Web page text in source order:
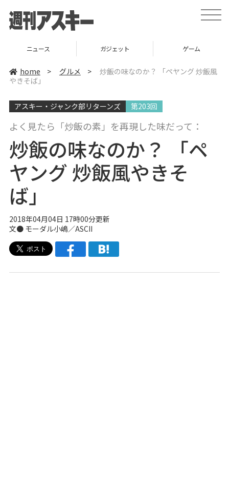
t
o
v
ニュース ガジェット ゲーム
home > グルメ >
炒飯の味なのか？ 「ペヤング 炒飯風
やきそば」
アスキー・ジャンク部リターンズ 第203回
よく見たら「炒飯の素」を再現した味だって：
炒飯の味なのか？ 「ペ
ヤング 炒飯風やきそ
ば」
2018年04月04日 17時00分更新
文● モーダル小嶋／ASCII